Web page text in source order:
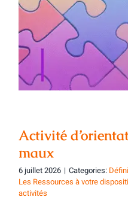
Activité
Activité
maux
6 juillet 2026 | Categories:
Les Ressources à votre
activités